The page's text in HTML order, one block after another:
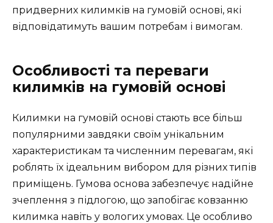
придверних килимків на гумовій основі, які
відповідатимуть вашим потребам і вимогам.
Особливості та переваги
килимків на гумовій основі
Килимки на гумовій основі стають все більш
популярними завдяки своїм унікальним
характеристикам та численним перевагам, які
роблять їх ідеальним вибором для різних типів
приміщень. Гумова основа забезпечує надійне
зчеплення з підлогою, що запобігає ковзанню
килимка навіть у вологих умовах. Це особливо